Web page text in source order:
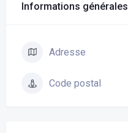
Informations générales
Adresse
Code postal